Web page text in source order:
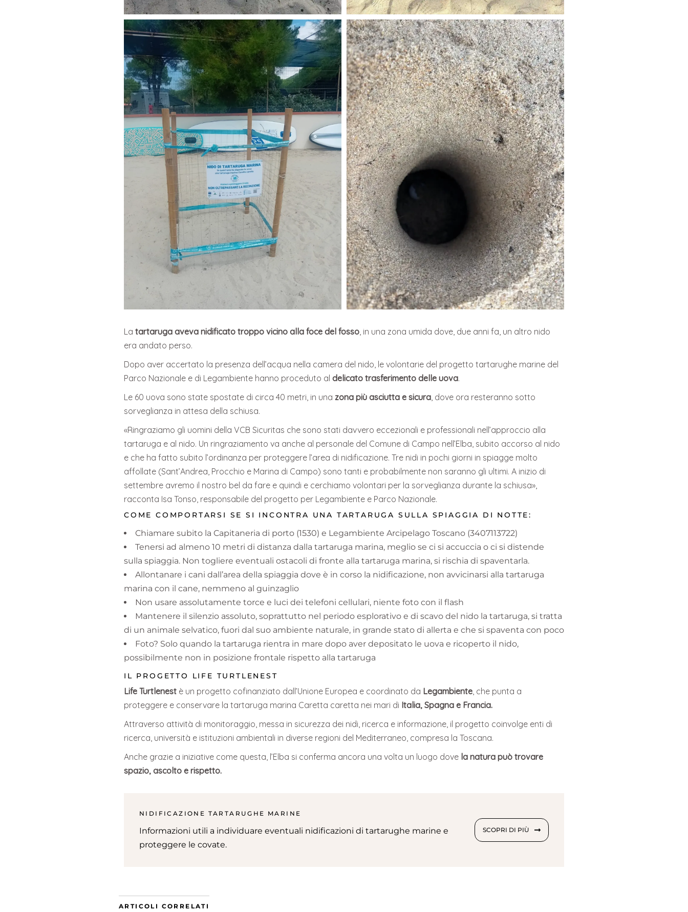
La tartaruga aveva nidificato troppo vicino alla foce del fosso, in una zona umida dove, due anni fa, un altro nido
era andato perso.
Dopo aver accertato la presenza dell’acqua nella camera del nido, le volontarie del progetto tartarughe marine del
Parco Nazionale e di Legambiente hanno proceduto al delicato trasferimento delle uova.
Le 60 uova sono state spostate di circa 40 metri, in una zona più asciutta e sicura, dove ora resteranno sotto
sorveglianza in attesa della schiusa.
«Ringraziamo gli uomini della VCB Sicuritas che sono stati davvero eccezionali e professionali nell’approccio alla
tartaruga e al nido. Un ringraziamento va anche al personale del Comune di Campo nell’Elba, subito accorso al nido
e che ha fatto subito l’ordinanza per proteggere l’area di nidificazione. Tre nidi in pochi giorni in spiagge molto
affollate (Sant’Andrea, Procchio e Marina di Campo) sono tanti e probabilmente non saranno gli ultimi. A inizio di
settembre avremo il nostro bel da fare e quindi e cerchiamo volontari per la sorveglianza durante la schiusa»,
racconta Isa Tonso, responsabile del progetto per Legambiente e Parco Nazionale.
COME COMPORTARSI SE SI INCONTRA UNA TARTARUGA SULLA SPIAGGIA DI NOTTE:
Chiamare subito la Capitaneria di porto (1530) e Legambiente Arcipelago Toscano (3407113722)
Tenersi ad almeno 10 metri di distanza dalla tartaruga marina, meglio se ci si accuccia o ci si distende
sulla spiaggia. Non togliere eventuali ostacoli di fronte alla tartaruga marina, si rischia di spaventarla.
Allontanare i cani dall’area della spiaggia dove è in corso la nidificazione, non avvicinarsi alla tartaruga
marina con il cane, nemmeno al guinzaglio
Non usare assolutamente torce e luci dei telefoni cellulari, niente foto con il flash
Mantenere il silenzio assoluto, soprattutto nel periodo esplorativo e di scavo del nido la tartaruga, si tratta
di un animale selvatico, fuori dal suo ambiente naturale, in grande stato di allerta e che si spaventa con poco
Foto? Solo quando la tartaruga rientra in mare dopo aver depositato le uova e ricoperto il nido,
possibilmente non in posizione frontale rispetto alla tartaruga
IL PROGETTO LIFE TURTLENEST
Life Turtlenest è un progetto cofinanziato dall’Unione Europea e coordinato da Legambiente, che punta a
proteggere e conservare la tartaruga marina Caretta caretta nei mari di Italia, Spagna e Francia.
Attraverso attività di monitoraggio, messa in sicurezza dei nidi, ricerca e informazione, il progetto coinvolge enti di
ricerca, università e istituzioni ambientali in diverse regioni del Mediterraneo, compresa la Toscana.
Anche grazie a iniziative come questa, l’Elba si conferma ancora una volta un luogo dove la natura può trovare
spazio, ascolto e rispetto.
NIDIFICAZIONE TARTARUGHE MARINE
Informazioni utili a individuare eventuali nidificazioni di tartarughe marine e
proteggere le covate.
SCOPRI DI PIÙ
ARTICOLI CORRELATI